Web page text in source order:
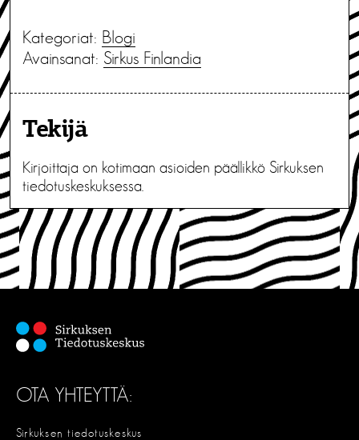
Kategoriat: Blogi
Avainsanat: Sirkus Finlandia
Tekijä
Kirjoittaja on kotimaan asioiden päällikkö Sirkuksen
tiedotuskeskuksessa.
OTA YHTEYTTÄ:
Sirkuksen tiedotuskeskus